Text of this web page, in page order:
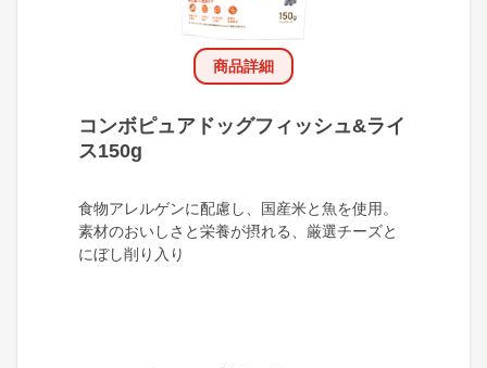
商品詳細
コンボピュアドッグフィッシュ&ライ
ス150g
食物アレルゲンに配慮し、国産米と魚を使用。
素材のおいしさと栄養が摂れる、厳選チーズと
にぼし削り入り